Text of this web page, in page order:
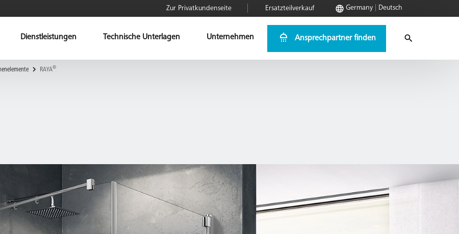
Zur Privatkundenseite Ersatzteilverkauf Germany Deutsch
Dienstleistungen Technische Unterlagen Unternehmen Ansprechpartner finden
RAYA®